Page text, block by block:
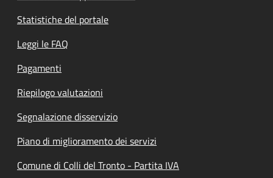
Statistiche del portale
Leggi le FAQ
Pagamenti
Riepilogo valutazioni
Segnalazione disservizio
Piano di miglioramento dei servizi
Comune di Colli del Tronto - Partita IVA